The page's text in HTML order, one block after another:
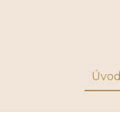
Úvod